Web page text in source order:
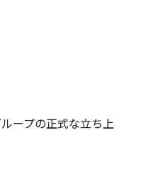
ープの正式な立ち上